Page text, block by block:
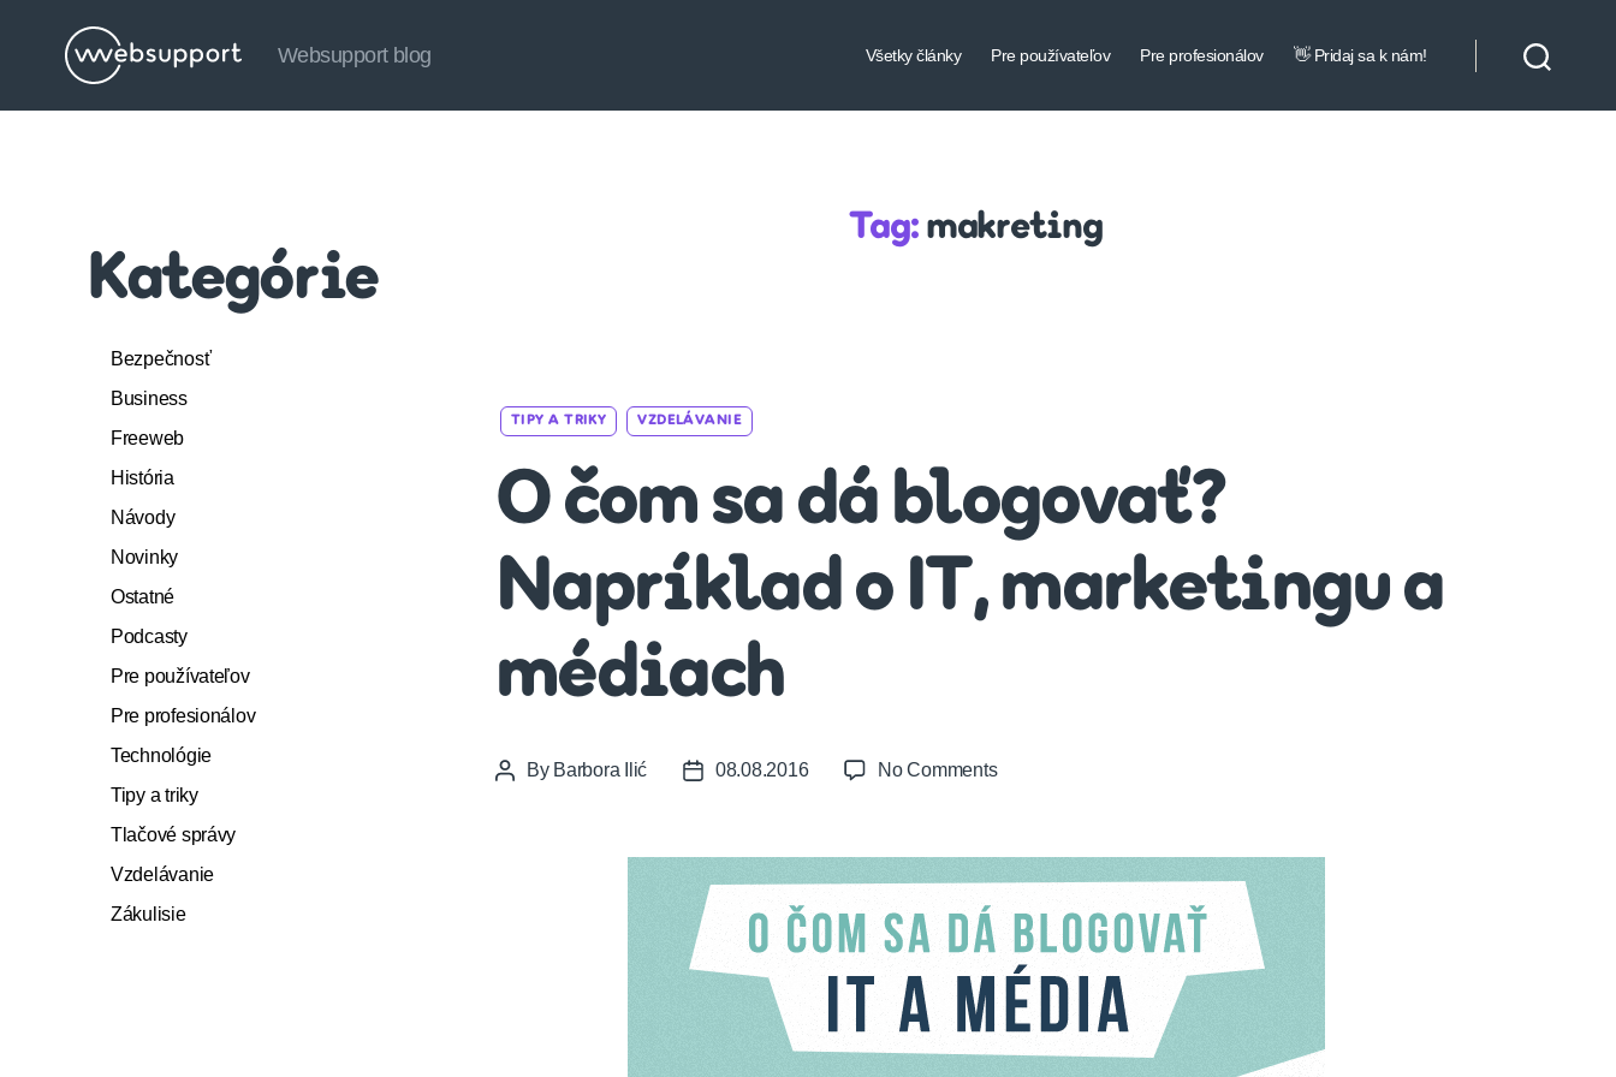
Websupport
Websupport blog Všetky články Pre používateľov Pre profesionálov 👋 Pridaj sa k nám!
Kategórie
Bezpečnosť
Business
Freeweb
História
Návody
Novinky
Ostatné
Podcasty
Pre používateľov
Pre profesionálov
Technológie
Tipy a triky
Tlačové správy
Vzdelávanie
Zákulisie
Tag: makreting
TIPY A TRIKY VZDELÁVANIE
O čom sa dá blogovať?
Napríklad o IT, marketingu a
médiach
PostBy Barbora Ilić
Post08.08.2016 No Commentson
sa
dá
blogovať?
Napríklad
marketingu
a